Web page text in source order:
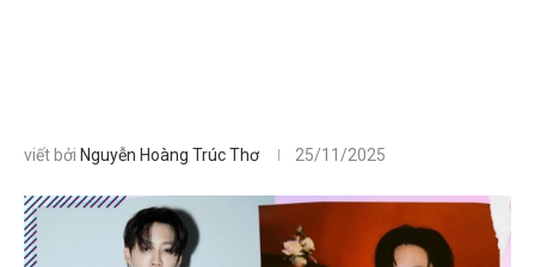
viết bởi Nguyễn Hoàng Trúc Thơ 25/11/2025